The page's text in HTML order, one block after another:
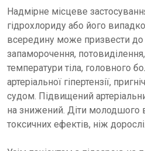
Надмірне місцеве
гідрохлориду або його
всередину може призвести
запаморочення,
температури тіла, головного
артеріальної гіпертензії,
судом. Підвищений
на знижений. Діти молодшого
токсичних ефектів, ніж дорослі.